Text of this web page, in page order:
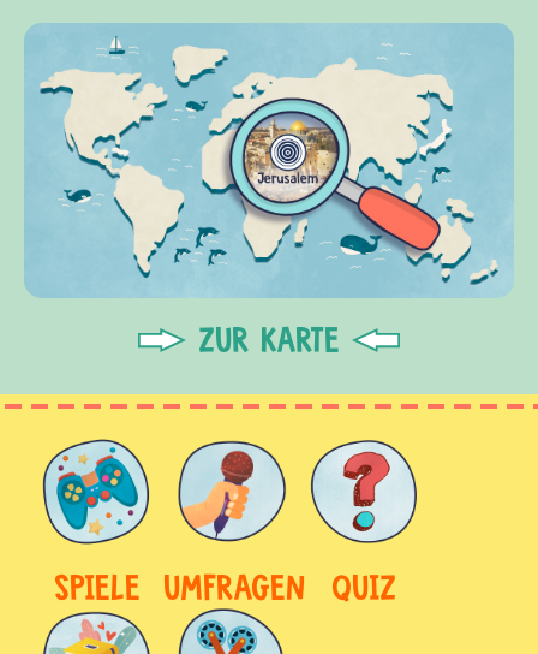
ZUR KARTE
SPIELE UMFRAGEN QUIZ